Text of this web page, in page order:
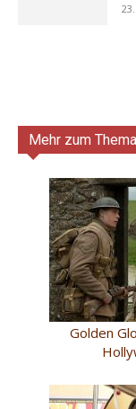
Mehr zum Thema
Golden